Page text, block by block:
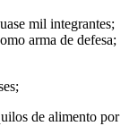
mil integrantes;
arma de defesa;
de alimento por